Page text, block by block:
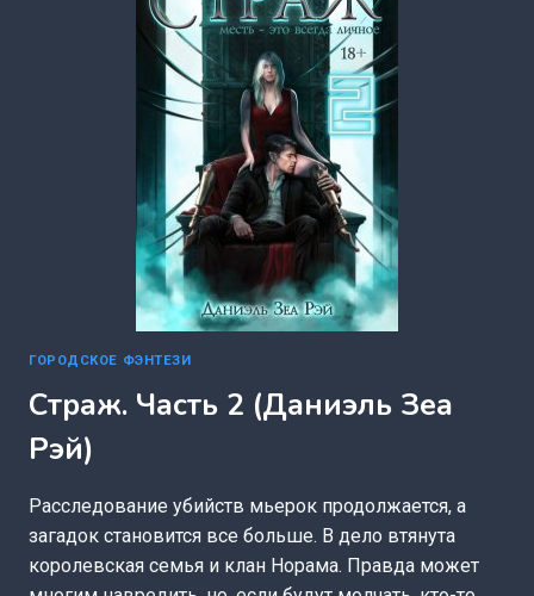
ГОРОДСКОЕ ФЭНТЕЗИ
Страж. Часть 2 (Даниэль Зеа
Рэй)
Расследование убийств мьерок продолжается, а
загадок становится все больше. В дело втянута
королевская семья и клан Норама. Правда может